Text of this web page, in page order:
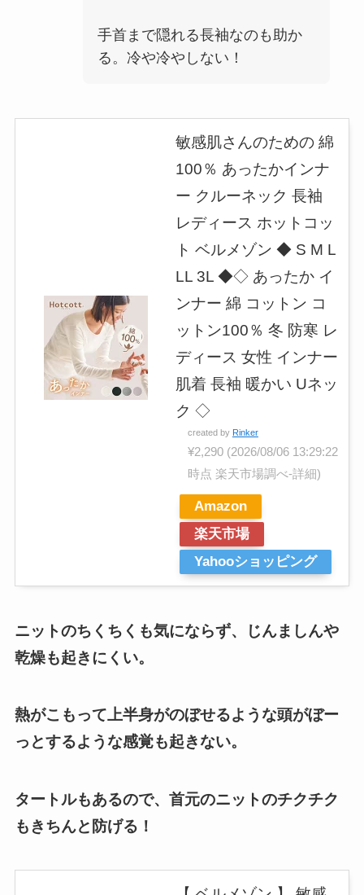
手首まで隠れる長袖なのも助か
る。冷や冷やしない！
敏感肌さんのための 綿
100％ あったかインナ
ー クルーネック 長袖
レディース ホットコッ
ト ベルメゾン ◆ S M L
LL 3L ◆◇ あったか イ
ンナー 綿 コットン コ
ットン100％ 冬 防寒 レ
ディース 女性 インナー
肌着 長袖 暖かい Uネッ
ク ◇
created by Rinker
¥2,290 (2026/08/06 13:29:22
時点 楽天市場調べ-詳細)
Amazon
楽天市場
Yahooショッピング
ニットのちくちくも気にならず、じんましんや
乾燥も起きにくい。
熱がこもって上半身がのぼせるような頭がぼー
っとするような感覚も起きない。
タートルもあるので、首元のニットのチクチク
もきちんと防げる！